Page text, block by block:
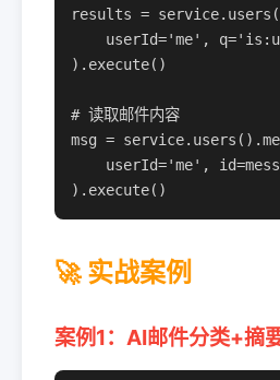
results =
userId='me',
).execute()
# 读取邮件内容
msg =
userId='me',
).execute()
🚀 实战案例
案例1：AI邮件分类+摘